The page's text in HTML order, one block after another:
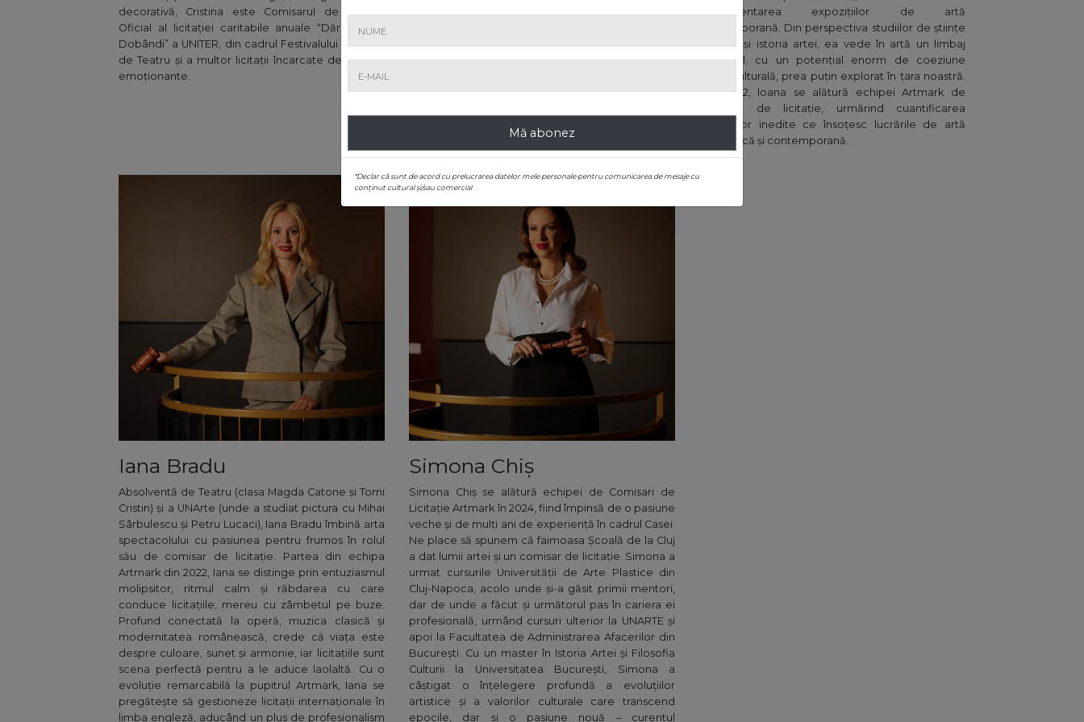
decorativă, Cristina este Comisarul de licitație
Oficial al licitației caritabile anuale “Dăruind vei
Dobândi” a UNITER, din cadrul Festivalului Național
de Teatru și a multor licitații încarcate de povești
emoționante.
Mirela este pasionată de poveștile senzaționale
și se bucură de fiecare prilej pe care îl are de a
împărtăși din magia vinului celor curioși să îl
fondatoarea conceptului Taste Romania, hotărâtă
implementarea expozițiilor de artă
contemporană. Din perspectiva studiilor de științe
politice și istoria artei, ea vede în artă un limbaj
universal, cu un potențial enorm de coeziune
socio-culturală, prea puțin explorat în țara noastră.
Din 2022, Ioana se alătură echipei Artmark de
comisari de licitație, urmărind cuantificarea
poveștilor inedite ce însoțesc lucrările de artă
postbelică și contemporană.
Iana Bradu
Absolventă de Teatru (clasa Magda Catone și Tomi
Cristin) și a UNArte (unde a studiat pictura cu Mihai
Sârbulescu și Petru Lucaci), Iana Bradu îmbină arta
spectacolului cu pasiunea pentru frumos în rolul
său de comisar de licitație. Partea din echipa
Artmark din 2022, Iana se distinge prin entuziasmul
molipsitor, ritmul calm și răbdarea cu care
conduce licitațiile, mereu cu zâmbetul pe buze.
Profund conectată la operă, muzica clasică și
modernitatea românească, crede că viața este
despre culoare, sunet și armonie, iar licitațiile sunt
scena perfectă pentru a le aduce laolaltă. Cu o
evoluție remarcabilă la pupitrul Artmark, Iana se
pregătește să gestioneze licitații internaționale în
limba engleză, aducând un plus de profesionalism
Simona Chiș
Simona Chiș se alătură echipei de Comisari de
Licitație Artmark în 2024, fiind împinsă de o pasiune
veche și de mulți ani de experiență în cadrul Casei.
Ne place să spunem că faimoasa Școală de la Cluj
a dat lumii artei și un comisar de licitație. Simona a
urmat cursurile Universității de Arte Plastice din
Cluj-Napoca, acolo unde și-a găsit primii mentori,
dar de unde a făcut și următorul pas în cariera ei
profesională, urmând cursuri ulterior la UNARTE și
apoi la Facultatea de Administrarea Afacerilor din
București. Cu un master în Istoria Artei și Filosofia
Culturii la Universitatea București, Simona a
câștigat o înțelegere profundă a evoluțiilor
artistice și a valorilor culturale care transcend
epocile, dar și o pasiune nouă – curentul
Mă abonez
*Declar că sunt de acord cu prelucrarea datelor mele personale pentru comunicarea de mesaje cu
conținut cultural și/sau comercial